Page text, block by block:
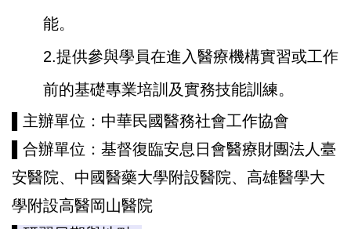
能。
2.提供參與學員在進入醫療機構實習或工作
前的基礎專業培訓及實務技能訓練。
主辦單位： 中華民國醫務社會工作協會
合辦單位： 基督復臨安息日會醫療財團法人臺
安醫院、中國醫藥大學附設醫院、高雄醫學大
學附設高醫岡山醫院